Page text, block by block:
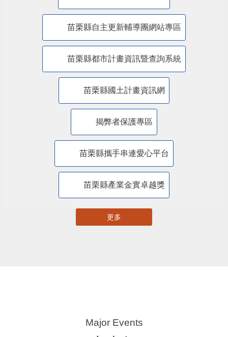
18鄉鎮市年度特色活動
苗栗縣自主更新輔導團網站專區
苗栗縣都市計畫資訊暨查詢系統
苗栗縣國土計畫資訊網
揭弊者保護專區
苗栗縣攜手串連愛心平台
苗栗縣產業金實卓越獎